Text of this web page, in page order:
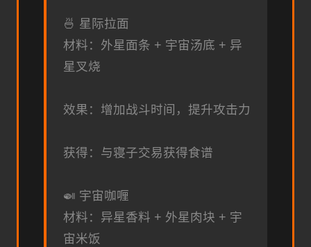
🍜 星际拉面
材料：外星面条 + 宇宙汤底 + 异
星叉烧
效果：增加战斗时间，提升攻击力
获得：与寝子交易获得食谱
🍛 宇宙咖喱
材料：异星香料 + 外星肉块 + 宇
宙米饭